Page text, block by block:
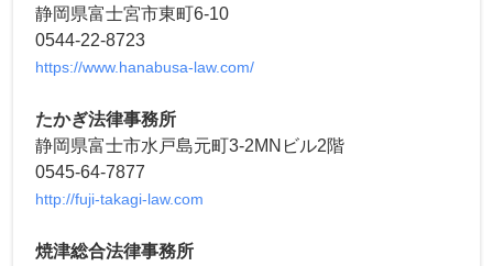
静岡県富士宮市東町6-10
0544-22-8723
https://www.hanabusa-law.com/
たかぎ法律事務所
静岡県富士市水戸島元町3-2MNビル2階
0545-64-7877
http://fuji-takagi-law.com
焼津総合法律事務所